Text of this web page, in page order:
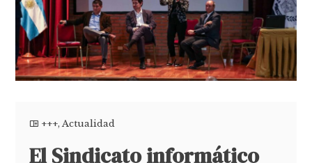
+++,Actualidad
El Sindicato informático